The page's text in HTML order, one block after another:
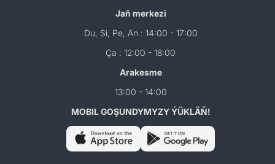
Jaň merkezi
Du, Si, Pe, An : 14:00 - 17:00
Ça : 12:00 - 18:00
Arakesme
13:00 - 14:00
MOBIL GOŞUNDYMYZY ÝÜKLÄŇ!